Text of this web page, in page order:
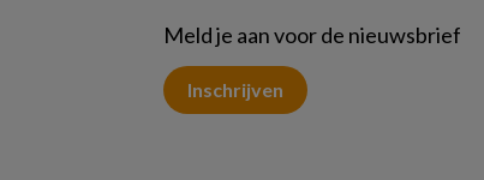
Meld je aan voor de nieuwsbrief
Inschrijven